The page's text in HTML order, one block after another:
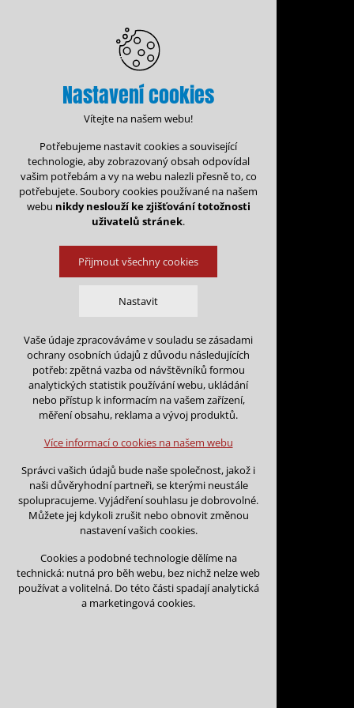
Administrace rezervací
Rezervace na:
Zpět na kalendář
Na tento den nejsou podány
Na tento den nelze podávat
Nastavení cookies
Vítejte na našem webu!
Potřebujeme nastavit cookies a související
technologie, aby zobrazovaný obsah odpovídal
vašim potřebám a vy na webu nalezli přesně to, co
potřebujete. Soubory cookies používané na našem
webu nikdy neslouží ke zjišťování totožnosti
uživatelů stránek.
Přijmout všechny cookies
Nastavit
Technická cookies
nutná pro provozování webu
udržení kontextu stránek (session):
případná přihlášení, volby jazyka, apod.
Volitelná cookies
analytická pro anonymizované vyhodnocení
návštěvnosti
marketingová cookies (Google)
Více informací o cookies na našem webu
Odmítnout vše
Vaše údaje zpracováváme v souladu se zásadami
ochrany osobních údajů z důvodu následujících
potřeb: zpětná vazba od návštěvníků formou
analytických statistik používání webu, ukládání
nebo přístup k informacím na vašem zařízení,
měření obsahu, reklama a vývoj produktů.
Více informací o cookies na našem webu
Správci vašich údajů bude naše společnost, jakož i
naši důvěryhodní partneři, se kterými neustále
spolupracujeme. Vyjádření souhlasu je dobrovolné.
Můžete jej kdykoli zrušit nebo obnovit změnou
nastavení vašich cookies.
Cookies a podobné technologie dělíme na
technická: nutná pro běh webu, bez nichž nelze web
používat a volitelná. Do této části spadají analytická
a marketingová cookies.